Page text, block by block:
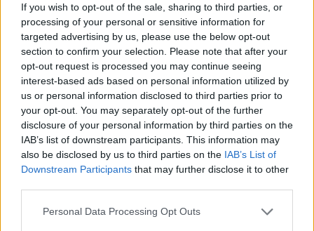
If you wish to opt-out of the sale, sharing to third parties, or
processing of your personal or sensitive information for
targeted advertising by us, please use the below opt-out
section to confirm your selection. Please note that after your
opt-out request is processed you may continue seeing
interest-based ads based on personal information utilized by
us or personal information disclosed to third parties prior to
your opt-out. You may separately opt-out of the further
disclosure of your personal information by third parties on the
IAB’s list of downstream participants. This information may
also be disclosed by us to third parties on the IAB’s List of
Downstream Participants that may further disclose it to other
Personal Data Processing Opt Outs
alligevel er det et brud på vores Forretningsvilkår for
Bigpoint GmbH, somallehar bekræftet i forbindelse med
registeringen.
I disse vilkår forpligter man sig til "at behandle alle data,
som brugeren får af Bigpoint GmbH til adgang til spil og
tjenester (login, passwords osv.) på en strengt fortrolig
måde."
Skulle en 3. person alligevel få adgang til ens konto
betragtes dette som uagtsom omgang med personlige
data ogallehandlinger (herunder køb af spillevaluta,
spillekontoens egen aktivitet. Er der opstået økonomisk